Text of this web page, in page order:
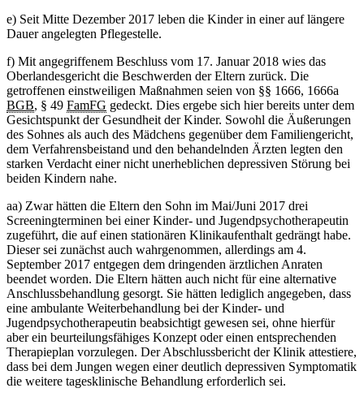
e) Seit Mitte Dezember 2017 leben die Kinder in einer auf längere
Dauer angelegten Pflegestelle.
f) Mit angegriffenem Beschluss vom 17. Januar 2018 wies das
Oberlandesgericht die Beschwerden der Eltern zurück. Die
getroffenen einstweiligen Maßnahmen seien von §§ 1666, 1666a
BGB, § 49 FamFG gedeckt. Dies ergebe sich hier bereits unter dem
Gesichtspunkt der Gesundheit der Kinder. Sowohl die Äußerungen
des Sohnes als auch des Mädchens gegenüber dem Familiengericht,
dem Verfahrensbeistand und den behandelnden Ärzten legten den
starken Verdacht einer nicht unerheblichen depressiven Störung bei
beiden Kindern nahe.
aa) Zwar hätten die Eltern den Sohn im Mai/Juni 2017 drei
Screeningterminen bei einer Kinder- und Jugendpsychotherapeutin
zugeführt, die auf einen stationären Klinikaufenthalt gedrängt habe.
Dieser sei zunächst auch wahrgenommen, allerdings am 4.
September 2017 entgegen dem dringenden ärztlichen Anraten
beendet worden. Die Eltern hätten auch nicht für eine alternative
Anschlussbehandlung gesorgt. Sie hätten lediglich angegeben, dass
eine ambulante Weiterbehandlung bei der Kinder- und
Jugendpsychotherapeutin beabsichtigt gewesen sei, ohne hierfür
aber ein beurteilungsfähiges Konzept oder einen entsprechenden
Therapieplan vorzulegen. Der Abschlussbericht der Klinik attestiere,
dass bei dem Jungen wegen einer deutlich depressiven Symptomatik
die weitere tagesklinische Behandlung erforderlich sei.